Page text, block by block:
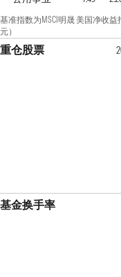
基准指数为MSCI明晟 美国净收益
元）
重仓股票
基金换手率